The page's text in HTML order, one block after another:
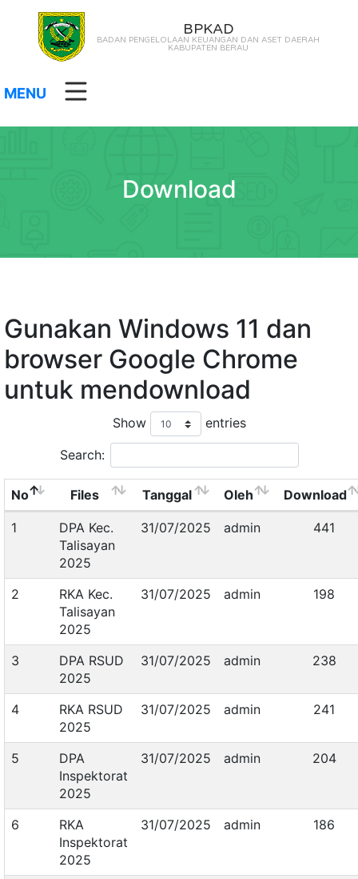
BPKAD
BADAN PENGELOLAAN KEUANGAN DAN ASET DAERAH
KABUPATEN BERAU
MENU
Download
Gunakan Windows 11 dan
browser Google Chrome
untuk mendownload
Show entries
Search:
No Files Tanggal Oleh Download
1
DPA Kec.
Talisayan
2025
31/07/2025 admin 441
2
RKA Kec.
Talisayan
2025
31/07/2025 admin 198
3
DPA RSUD
2025
31/07/2025 admin 238
4
RKA RSUD
2025
31/07/2025 admin 241
5
DPA
Inspektorat
2025
31/07/2025 admin 204
6
RKA
Inspektorat
2025
31/07/2025 admin 186